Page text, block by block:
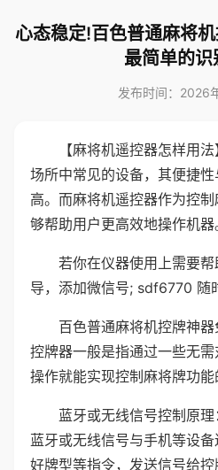
心态稳定!百色普通麻将
最简单的识
发布时间：2026
【麻将机遥控器怎样用
场所中常见的设备，其便捷
高。而麻将机遥控器作为控
够帮助用户更高效地操作机器
若你在仪器使用上需要
导，添加微信号; sdf6770 随
百色普通麻将机控牌神
控牌器一般是指通过一些无
操作就能实现控制麻将牌功能
蓝牙或无线信号控制原
蓝牙或无线信号与手机等设
好牌型等指令，发送信号给